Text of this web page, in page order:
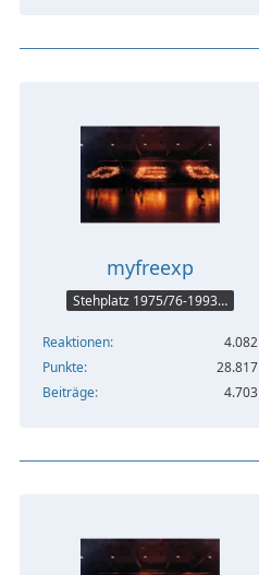
myfreexp
Stehplatz 1975/76-1993/94
Reaktionen
4.082
Punkte
28.817
Beiträge
4.703